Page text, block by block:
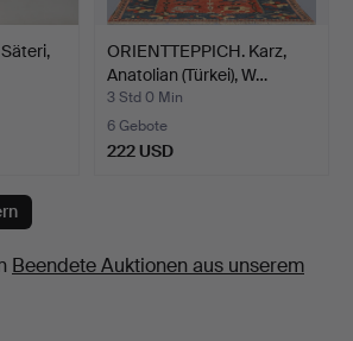
ORIENTTEPPICH. Karz,
Anatolian (Türkei), W…
3 Std 0 Min
6 Gebote
222 USD
Beendete Auktionen aus unserem